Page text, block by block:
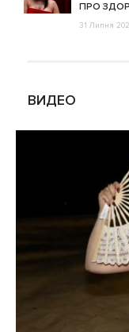
ПРО
31 Липня
ВИДЕО